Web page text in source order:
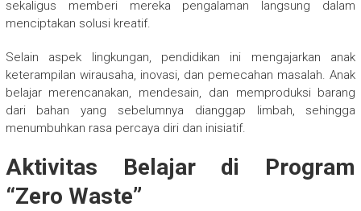
sekaligus memberi mereka pengalaman langsung dalam
menciptakan solusi kreatif.
Selain aspek lingkungan, pendidikan ini mengajarkan anak
keterampilan wirausaha, inovasi, dan pemecahan masalah. Anak
belajar merencanakan, mendesain, dan memproduksi barang
dari bahan yang sebelumnya dianggap limbah, sehingga
menumbuhkan rasa percaya diri dan inisiatif.
Aktivitas Belajar di Program
“Zero Waste”